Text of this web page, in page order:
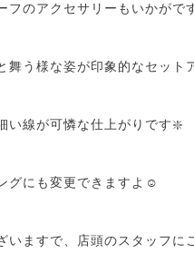
フのアクセサリーもいかがで
舞う様な姿が印象的なセット
い線が可憐な仕上がりです❇️
グにも変更できますよ☺️
いますで、店頭のスタッフに